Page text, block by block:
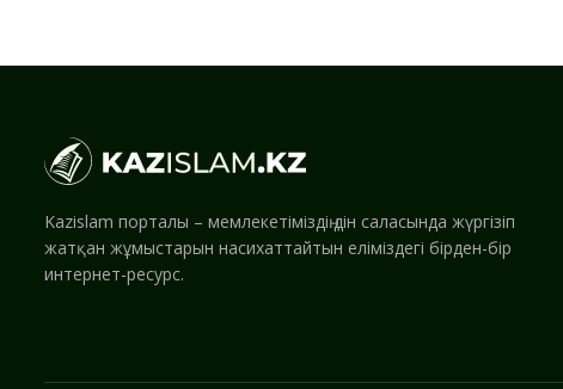
Kazislam порталы – мемлекетіміздің дін саласында жүргізіп
жатқан жұмыстарын насихаттайтын еліміздегі бірден-бір
интернет-ресурс.